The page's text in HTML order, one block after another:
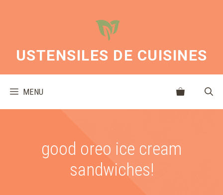
USTENSILES DE CUISINES
MENU
good oreo ice cream
sandwiches!